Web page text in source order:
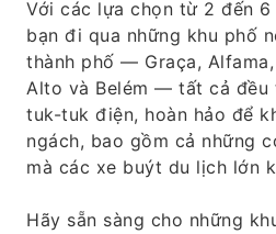
Với các lựa chọn từ 2 đến
bạn đi qua những khu phố
thành phố — Graça,
Alto và Belém — tất cả đều
tuk-tuk điện, hoàn hảo để
ngách, bao gồm cả những
mà các xe buýt du lịch lớn
Hãy sẵn sàng cho những